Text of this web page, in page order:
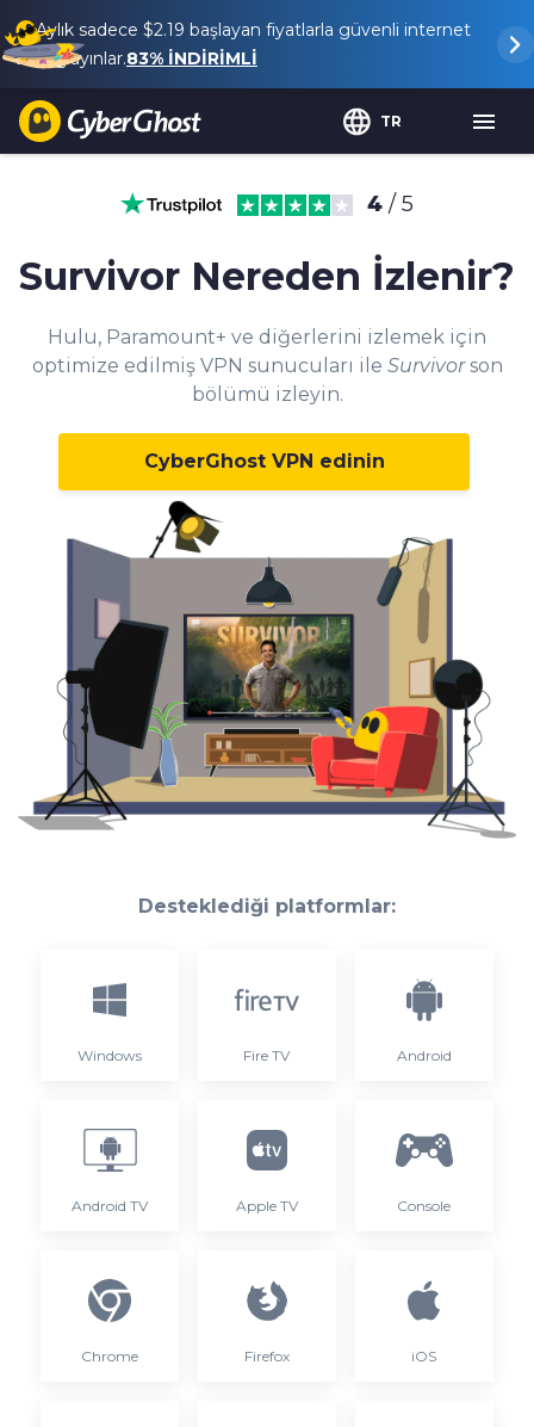
Aylık sadece $2.19 başlayan fiyatlarla güvenli internet
ve yayınlar.83% İNDİRİMLİ
TR
4 / 5
Survivor Nereden İzlenir?
Hulu, Paramount+ ve diğerlerini izlemek için
optimize edilmiş VPN sunucuları ile Survivorson
bölümü izleyin.
CyberGhost VPN edinin
Desteklediği platformlar:
Windows Fire TV Android
Android TV Apple TV Console
Chrome Firefox iOS